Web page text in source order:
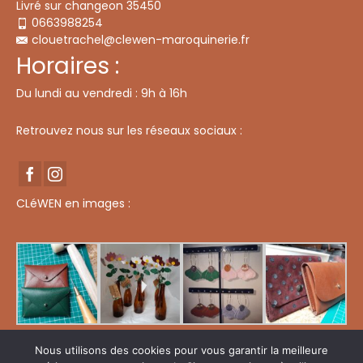
produit
Livré sur changeon 35450
0663988254
clouetrachel@clewen-maroquinerie.fr
Horaires :
Du lundi au vendredi : 9h à 16h
Retrouvez nous sur les réseaux sociaux :
CLéWEN en images :
Nous utilisons des cookies pour vous garantir la meilleure